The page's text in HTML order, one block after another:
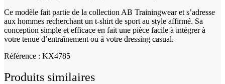
Ce modèle fait partie de la collection AB Trainingwear et s’adresse
aux hommes recherchant un t-shirt de sport au style affirmé. Sa
conception simple et efficace en fait une pièce facile à intégrer à
votre tenue d’entraînement ou à votre dressing casual.
Référence : KX4785
Produits similaires